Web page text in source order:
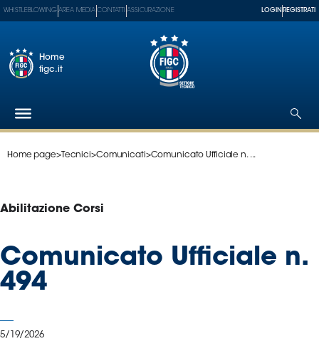
Federazione
Paralimpico
Serie
A
Serie
WHISTLEBLOWING AREA MEDIA CONTATTI ASSICURAZIONE LOGIN REGISTRATI
Home
figc.it
Home page>Tecnici>Comunicati>Comunicato Ufficiale n. ...
Abilitazione Corsi
Comunicato Ufficiale n.
494
5/19/2026